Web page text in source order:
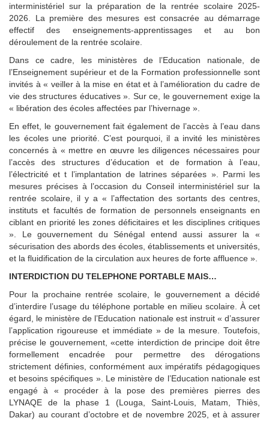
interministériel sur la préparation de la rentrée scolaire 2025-
2026. La première des mesures est consacrée au démarrage
effectif des enseignements-apprentissages et au bon
déroulement de la rentrée scolaire.
Dans ce cadre, les ministères de l’Education nationale, de
l’Enseignement supérieur et de la Formation professionnelle sont
invités à « veiller à la mise en état et à l’amélioration du cadre de
vie des structures éducatives ». Sur ce, le gouvernement exige la
« libération des écoles affectées par l’hivernage ».
En effet, le gouvernement fait également de l’accès à l’eau dans
les écoles une priorité. C’est pourquoi, il a invité les ministères
concernés à « mettre en œuvre les diligences nécessaires pour
l’accès des structures d’éducation et de formation à l’eau,
l’électricité et t l’implantation de latrines séparées ». Parmi les
mesures précises à l’occasion du Conseil interministériel sur la
rentrée scolaire, il y a « l’affectation des sortants des centres,
instituts et facultés de formation de personnels enseignants en
ciblant en priorité les zones déficitaires et les disciplines critiques
». Le gouvernement du Sénégal entend aussi assurer la «
sécurisation des abords des écoles, établissements et universités,
et la fluidification de la circulation aux heures de forte affluence ».
INTERDICTION DU TELEPHONE PORTABLE MAIS…
Pour la prochaine rentrée scolaire, le gouvernement a décidé
d’interdire l’usage du téléphone portable en milieu scolaire. À cet
égard, le ministère de l’Education nationale est instruit « d’assurer
l’application rigoureuse et immédiate » de la mesure. Toutefois,
précise le gouvernement, «cette interdiction de principe doit être
formellement encadrée pour permettre des dérogations
strictement définies, conformément aux impératifs pédagogiques
et besoins spécifiques ». Le ministère de l’Education nationale est
engagé à « procéder à la pose des premières pierres des
LYNAQE de la phase 1 (Louga, Saint-Louis, Matam, Thiès,
Dakar) au courant d’octobre et de novembre 2025, et à assurer